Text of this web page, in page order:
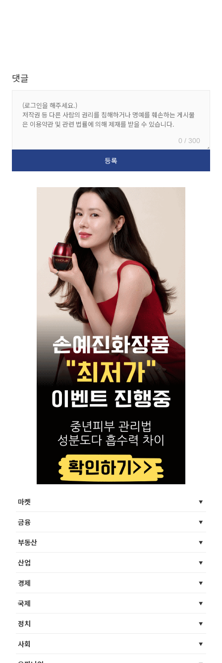
댓글
0 / 300
마켓
금융
부동산
산업
경제
국제
정치
사회